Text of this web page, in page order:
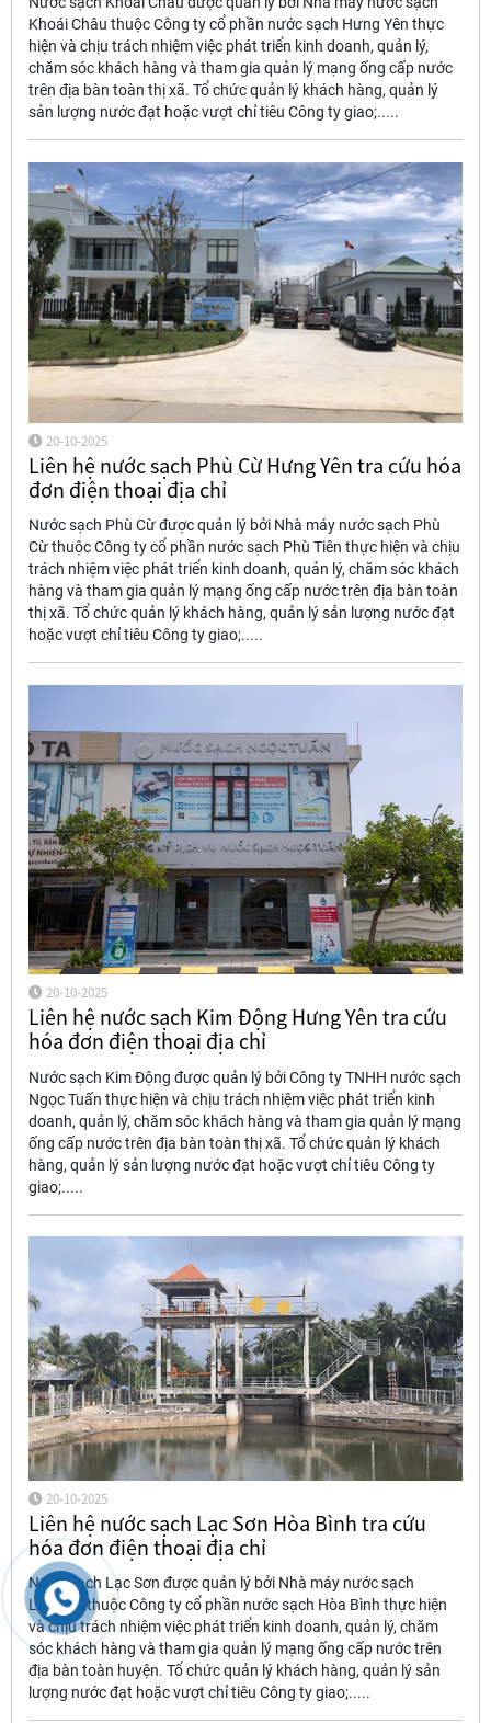
Khoái Châu thuộc Công ty cổ phần nước sạch Hưng Yên thực
hiện và chịu trách nhiệm việc phát triển kinh doanh, quản lý,
chăm sóc khách hàng và tham gia quản lý mạng ống cấp nước
trên địa bàn toàn thị xã. Tổ chức quản lý khách hàng, quản lý
sản lượng nước đạt hoặc vượt chỉ tiêu Công ty giao;.....
20-10-2025
Liên hệ nước sạch Phù Cừ Hưng Yên tra cứu hóa
đơn điện thoại địa chỉ
Nước sạch Phù Cừ được quản lý bởi Nhà máy nước sạch Phù
Cừ thuộc Công ty cổ phần nước sạch Phù Tiên thực hiện và chịu
trách nhiệm việc phát triển kinh doanh, quản lý, chăm sóc khách
hàng và tham gia quản lý mạng ống cấp nước trên địa bàn toàn
thị xã. Tổ chức quản lý khách hàng, quản lý sản lượng nước đạt
hoặc vượt chỉ tiêu Công ty giao;.....
20-10-2025
Liên hệ nước sạch Kim Động Hưng Yên tra cứu
hóa đơn điện thoại địa chỉ
Nước sạch Kim Động được quản lý bởi Công ty TNHH nước sạch
Ngọc Tuấn thực hiện và chịu trách nhiệm việc phát triển kinh
doanh, quản lý, chăm sóc khách hàng và tham gia quản lý mạng
ống cấp nước trên địa bàn toàn thị xã. Tổ chức quản lý khách
hàng, quản lý sản lượng nước đạt hoặc vượt chỉ tiêu Công ty
giao;.....
20-10-2025
Liên hệ nước sạch Lạc Sơn Hòa Bình tra cứu
hóa đơn điện thoại địa chỉ
Nước sạch Lạc Sơn được quản lý bởi Nhà máy nước sạch
Lạc Sơn thuộc Công ty cổ phần nước sạch Hòa Bình thực hiện
và chịu trách nhiệm việc phát triển kinh doanh, quản lý, chăm
sóc khách hàng và tham gia quản lý mạng ống cấp nước trên
địa bàn toàn huyện. Tổ chức quản lý khách hàng, quản lý sản
lượng nước đạt hoặc vượt chỉ tiêu Công ty giao;.....